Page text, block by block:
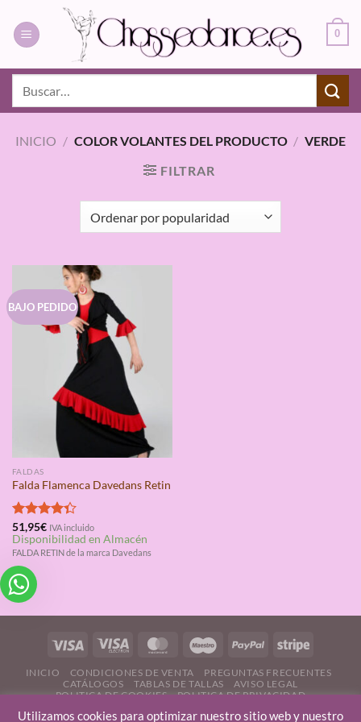
contenido
0
INICIO / COLOR VOLANTES DEL PRODUCTO / VERDE
FILTRAR
BAJO PEDIDO
FALDAS
Falda Flamenca Davedans Retin
Valorado
con4.33
de 5
51,95€ IVA incluido
Disponibilidad en Almacén
FALDA RETIN de la marca Davedans
INICIO CONDICIONES DE VENTA
PREGUNTAS FRECUENTES
CATÁLOGOS
TABLAS DE TALLAS
AVISO LEGAL
POLITICA DE COOKIES
POLITICA DE PRIVACIDAD
Utilizamos cookies para optimizar nuestro sitio web y nuestro